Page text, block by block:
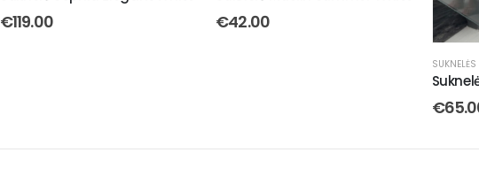
€119.00 €42.00
SUKNELĖS
€